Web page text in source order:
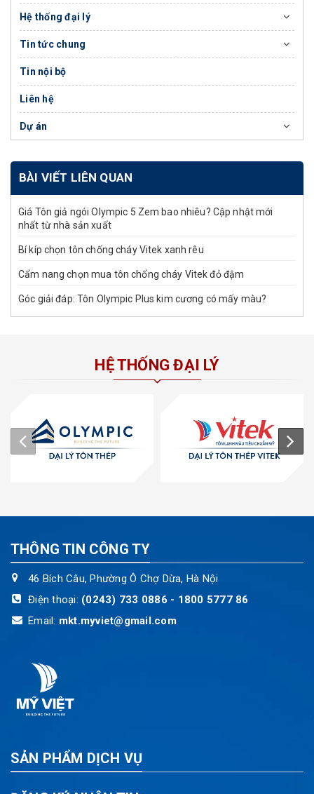
Hệ thống đại lý
Tin tức chung
Tin nội bộ
Liên hệ
Dự án
BÀI VIẾT LIÊN QUAN
Giá Tôn giả ngói Olympic 5 Zem bao nhiêu? Cập nhật mới
nhất từ nhà sản xuất
Bí kíp chọn tôn chống cháy Vitek xanh rêu
Cẩm nang chọn mua tôn chống cháy Vitek đỏ đậm
Góc giải đáp: Tôn Olympic Plus kim cương có mấy màu?
HỆ THỐNG ĐẠI LÝ
THÔNG TIN CÔNG TY
46 Bích Câu, Phường Ô Chợ Dừa, Hà Nội
Điện thoại: (0243) 733 0886 - 1800 5777 86
Email: mkt.myviet@gmail.com
SẢN PHẨM DỊCH VỤ